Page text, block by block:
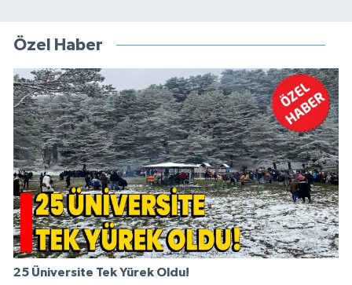
Özel Haber
25 Üniversite Tek Yürek Oldu!